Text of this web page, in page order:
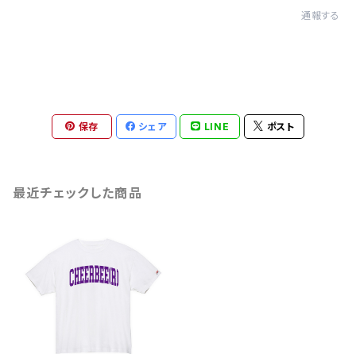
通報する
保存 シェア LINE ポスト
最近チェックした商品